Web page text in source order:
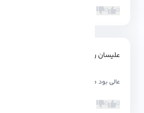
0
0
علیسان ن.م
عالی بود ممنون من چندتا سوال دیگه هم
0
0